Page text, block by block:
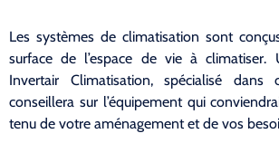
Les systèmes de climatisation sont
surface de l’espace de vie à
Invertair Climatisation, spécialisé dans
conseillera sur l’équipement qui
tenu de votre aménagement et de vos